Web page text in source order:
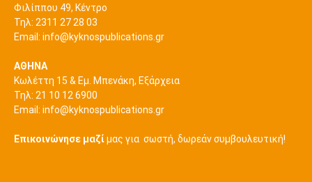
Φιλίππου 49, Κέντρο
Τηλ: 2311 27 28 03
Εmail: info@kyknospublications.gr
ΑΘΗΝΑ
Κωλέττη 15 & Εμ. Μπενάκη, Εξάρχεια
Τηλ: 21 10 12 6900
Εmail: info@kyknospublications.gr
Επικοινώνησε μαζίμας για σωστή, δωρεάν συμβουλευτική!